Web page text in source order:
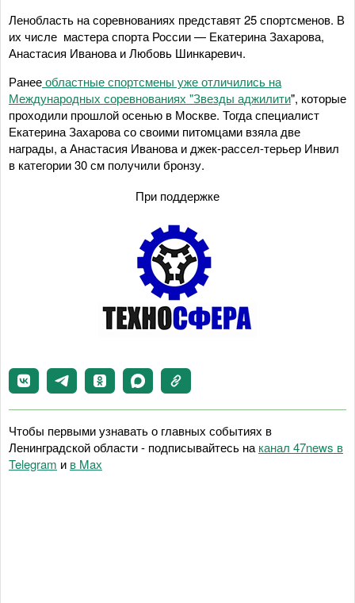
Ленобласть на соревнованиях представят 25 спортсменов. В
их числе мастера спорта России — Екатерина Захарова,
Анастасия Иванова и Любовь Шинкаревич.
Ранееобластные спортсмены уже отличились на
Международных соревнованиях "Звезды аджилити", которые
проходили прошлой осенью в Москве. Тогда специалист
Екатерина Захарова со своими питомцами взяла две
награды, а Анастасия Иванова и джек-рассел-терьер Инвил
в категории 30 см получили бронзу.
При поддержке
Чтобы первыми узнавать о главных событиях в
Ленинградской области - подписывайтесь на канал 47news в
Telegram и в Maх